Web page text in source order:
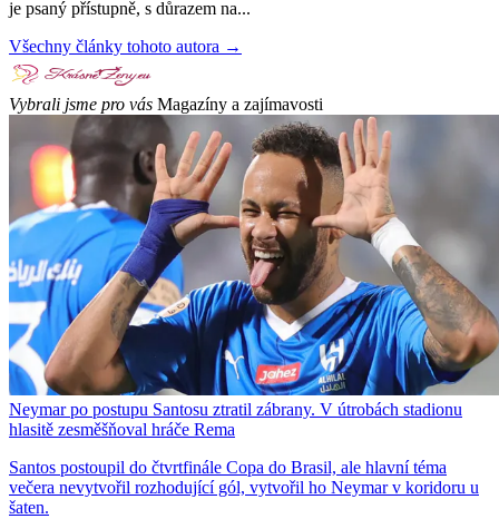
je psaný přístupně, s důrazem na...
Všechny články tohoto autora →
Vybrali jsme pro vás Magazíny a zajímavosti
Neymar po postupu Santosu ztratil zábrany. V útrobách stadionu
hlasitě zesměšňoval hráče Rema
Santos postoupil do čtvrtfinále Copa do Brasil, ale hlavní téma
večera nevytvořil rozhodující gól, vytvořil ho Neymar v koridoru u
šaten.